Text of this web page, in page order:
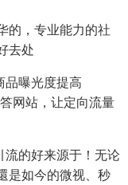
，专业能力的社
去处
曝光度提高
网站，让定向流量
的好来源于！无论
是如今的微视、秒